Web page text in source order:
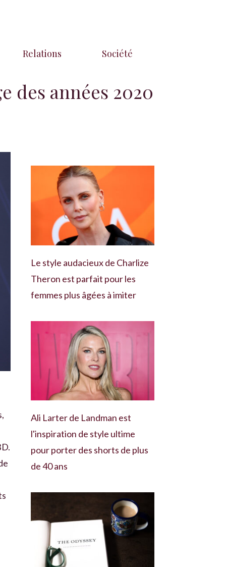
Relations Société
des années 2020
Le style audacieux de Charlize
Theron est parfait pour les
femmes plus âgées à imiter
Ali Larter de Landman est
l'inspiration de style ultime
pour porter des shorts de plus
de 40 ans